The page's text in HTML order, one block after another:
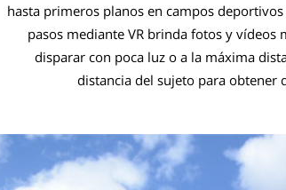
hasta primeros planos en campos
pasos mediante VR brinda fotos y vídeos
disparar con poca luz o a la máxima
distancia del sujeto para obtener